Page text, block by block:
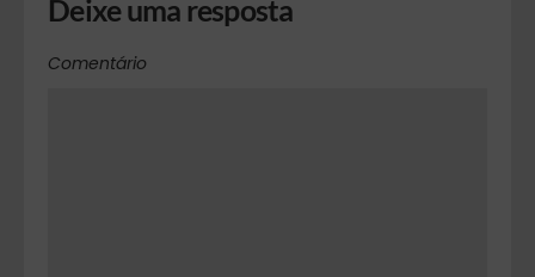
Deixe uma resposta
Comentário